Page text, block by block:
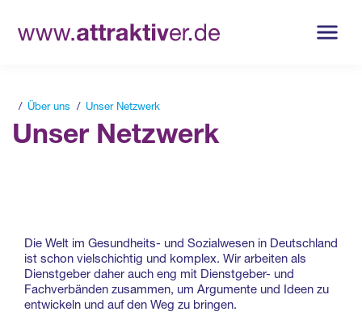
Über uns Unser Netzwerk
Unser Netzwerk
Die Welt im Gesundheits- und Sozialwesen in Deutschland
ist schon vielschichtig und komplex. Wir arbeiten als
Dienstgeber daher auch eng mit Dienstgeber- und
Fachverbänden zusammen, um Argumente und Ideen zu
entwickeln und auf den Weg zu bringen.